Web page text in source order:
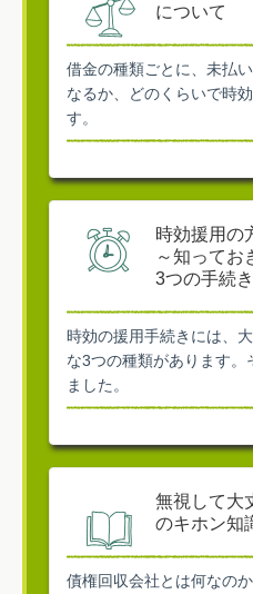
について
借金の種類ごとに、未払
なるか、どのくらいで時
す。
時効援用の
～知ってお
3つの手続
時効の援用手続きには、
な3つの種類があります
ました。
無視して大
のキホン知
債権回収会社とは何なの